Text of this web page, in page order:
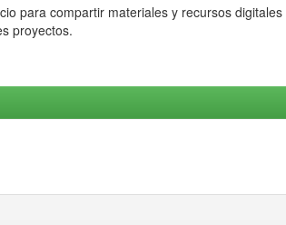
para compartir materiales y recursos
proyectos.